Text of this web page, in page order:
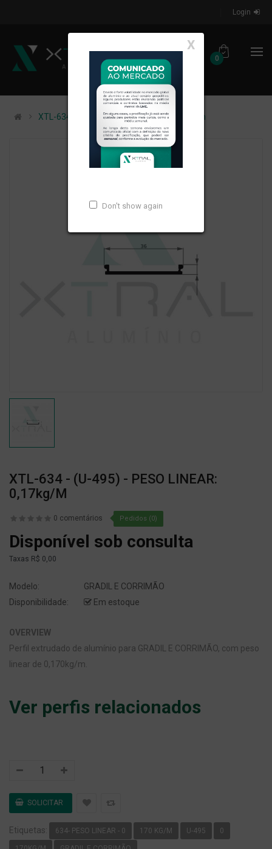
Login
0
X
Don't show again
XTL-634 - (U-495) - PESO LINEAR: 0,17kg/m
XTL-634 - (U-495) - PESO LINEAR:
0,17kg/m
0 comentários Pedidos (0)
Disponível sob consulta
Taxas R$ 0,00
Modelo:
GRADIL E CORRIMÃO
Disponibilidade:
Em estoque
OVERVIEW
Perfil extrudado de alumínio para GRADIL E CORRIMÃO, com peso
linear de 0,170kg/m.
Ver perfis relacionados
Etiquetas: 634- PESO LINEAR - 0 170 KG/M U-495 0